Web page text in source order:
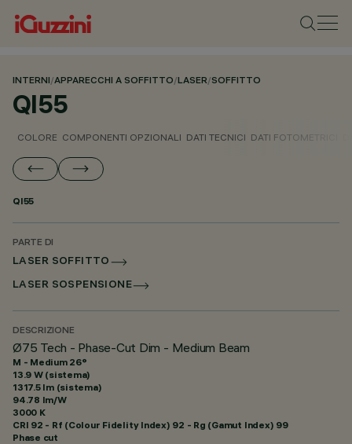
INTERNI/APPARECCHI A SOFFITTO/LASER/SOFFITTO
QI55
COLORE COMPONENTI OPZIONALI DATI TECNICI DATI FOTOMETRICI
QI55
PARTE DI
LASER SOFFITTO
LASER SOSPENSIONE
DESCRIZIONE
Ø75 Tech - Phase-Cut Dim - Medium Beam
M - Medium 26°
13.9 W (sistema)
1317.5 lm (sistema)
94.78 lm/W
3000 K
CRI 92 - Rf (Colour Fidelity Index) 92 - Rg (Gamut Index) 99
Phase cut